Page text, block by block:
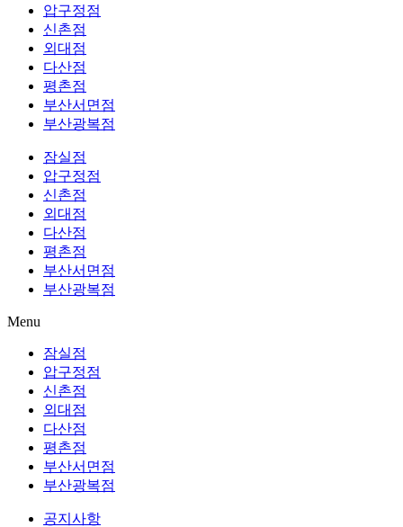
압구정점
신촌점
외대점
다산점
평촌점
부산서면점
부산광복점
잠실점
압구정점
신촌점
외대점
다산점
평촌점
부산서면점
부산광복점
Menu
잠실점
압구정점
신촌점
외대점
다산점
평촌점
부산서면점
부산광복점
공지사항